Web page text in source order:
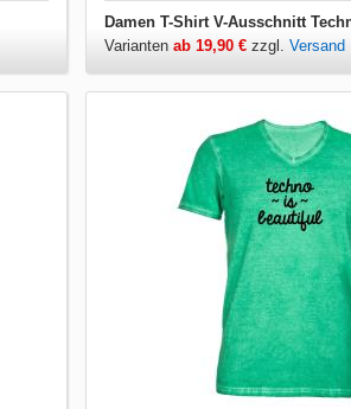
Damen T-Shirt V-Ausschnitt
Variantenab 19,90 € zzgl.Versand